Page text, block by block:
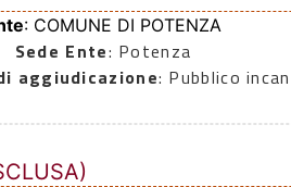
: COMUNE DI POTENZA
Sede Ente: Potenza
aggiudicazione: Pubblico